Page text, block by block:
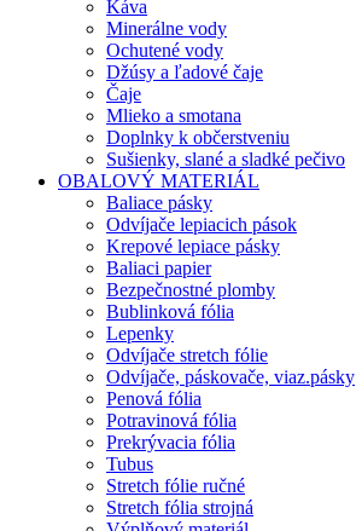
Káva
Minerálne vody
Ochutené vody
Džúsy a ľadové čaje
Čaje
Mlieko a smotana
Doplnky k občerstveniu
Sušienky, slané a sladké pečivo
OBALOVÝ MATERIÁL
Baliace pásky
Odvíjače lepiacich pások
Krepové lepiace pásky
Baliaci papier
Bezpečnostné plomby
Bublinková fólia
Lepenky
Odvíjače stretch fólie
Odvíjače, páskovače, viaz.pásky
Penová fólia
Potravinová fólia
Prekrývacia fólia
Tubus
Stretch fólie ručné
Stretch fólia strojná